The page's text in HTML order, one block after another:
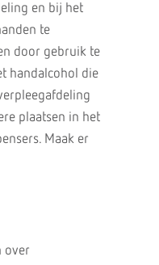
en bij het
te
door gebruik te
handalcohol die
plaatsen in het
Maak er
over